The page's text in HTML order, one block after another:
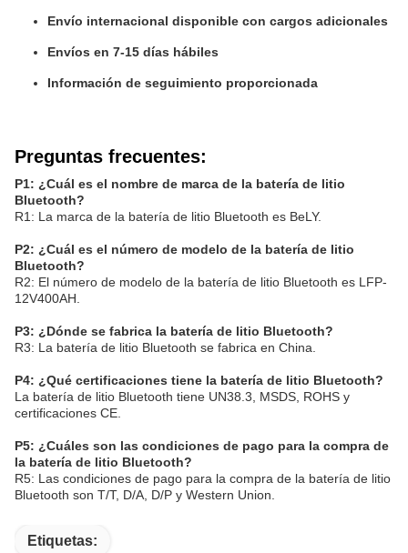
Envío internacional disponible con cargos adicionales
Envíos en 7-15 días hábiles
Información de seguimiento proporcionada
Preguntas frecuentes:
P1: ¿Cuál es el nombre de marca de la batería de litio
Bluetooth?
R1: La marca de la batería de litio Bluetooth es BeLY.
P2: ¿Cuál es el número de modelo de la batería de litio
Bluetooth?
R2: El número de modelo de la batería de litio Bluetooth es LFP-
12V400AH.
P3: ¿Dónde se fabrica la batería de litio Bluetooth?
R3: La batería de litio Bluetooth se fabrica en China.
P4: ¿Qué certificaciones tiene la batería de litio Bluetooth?
La batería de litio Bluetooth tiene UN38.3, MSDS, ROHS y
certificaciones CE.
P5: ¿Cuáles son las condiciones de pago para la compra de
la batería de litio Bluetooth?
R5: Las condiciones de pago para la compra de la batería de litio
Bluetooth son T/T, D/A, D/P y Western Union.
Etiquetas: